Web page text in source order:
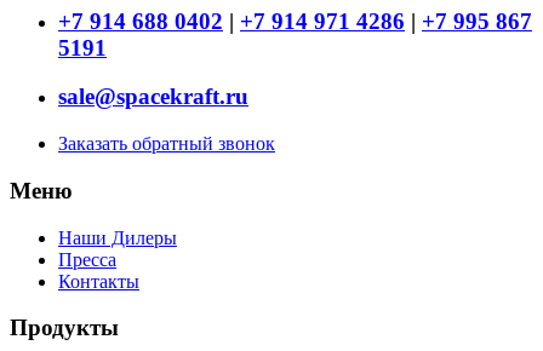
+7 914 688 0402 | +7 914 971 4286 | +7 995 867
5191
sale@spacekraft.ru
Заказать обратный звонок
Меню
Наши Дилеры
Пресса
Контакты
Продукты